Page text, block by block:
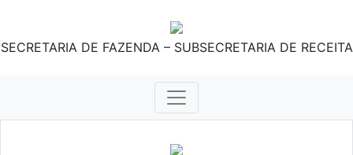
SECRETARIA DE FAZENDA – SUBSECRETARIA DE RECEITA